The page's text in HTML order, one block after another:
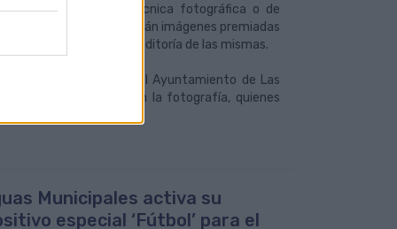
es válida cualquier técnica fotográfica o de
no se aceptarán imágenes premiadas
que evidencie la auditoría de las mismas.
por representantes del Ayuntamiento de Las
relacionados con la fotografía, quienes
Municipales activa su
especial ‘Fútbol’ para el